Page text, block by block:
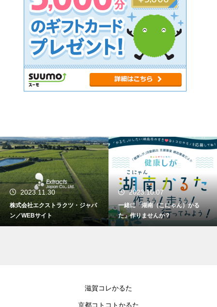
2023.11.30
株式会社エクストラクツ・ジャパ
ン／WEBサイト
2023.10.07
一緒に「湖南（こにゃん）かる
た」作りませんか？
滋賀コレかるた
京都コトコトかるた